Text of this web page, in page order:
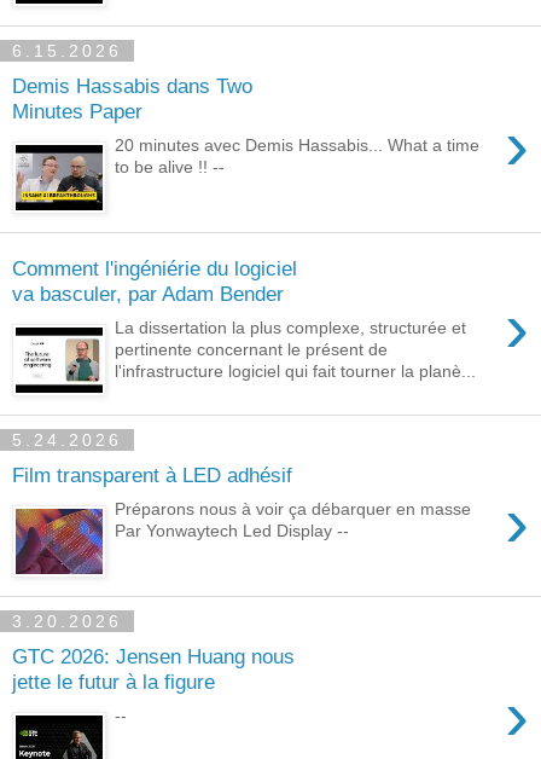
6.15.2026
Demis Hassabis dans Two
Minutes Paper
›
20 minutes avec Demis Hassabis... What a time
to be alive !! --
Comment l'ingéniérie du logiciel
va basculer, par Adam Bender
›
La dissertation la plus complexe, structurée et
pertinente concernant le présent de
l'infrastructure logiciel qui fait tourner la planè...
5.24.2026
Film transparent à LED adhésif
›
Préparons nous à voir ça débarquer en masse
Par Yonwaytech Led Display --
3.20.2026
GTC 2026: Jensen Huang nous
jette le futur à la figure
›
--